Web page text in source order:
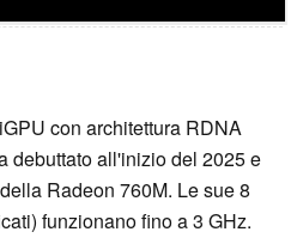
con architettura RDNA
debuttato all'inizio del 2025 e
Radeon 760M. Le sue 8
funzionano fino a 3 GHz.